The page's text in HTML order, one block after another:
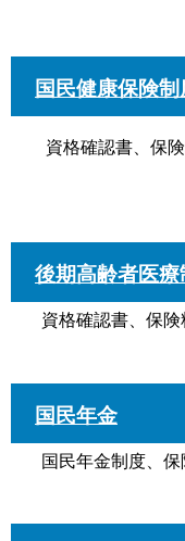
国民健康保険制
資格確認書、保
後期高齢者医療
資格確認書、保険
国民年金
国民年金制度、